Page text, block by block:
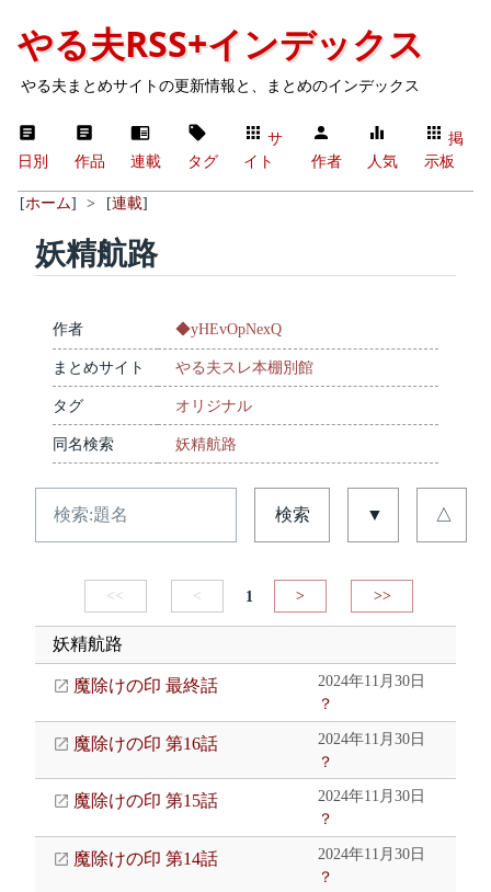
やる夫RSS+インデックス
やる夫まとめサイトの更新情報と、まとめのインデックス
日別 作品 連載 タグ
サ
イト
作者 人気
掲
示板
[ホーム] > [連載]
妖精航路
作者 ◆yHEvOpNexQ
まとめサイト やる夫スレ本棚別館
タグ オリジナル
同名検索 妖精航路
検索 ▼ △
<< < 1 > >>
妖精航路
魔除けの印 最終話
2024年11月30日
？
魔除けの印 第16話
2024年11月30日
？
魔除けの印 第15話
2024年11月30日
？
魔除けの印 第14話
2024年11月30日
？